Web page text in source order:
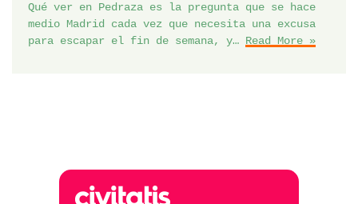
Qué ver en Pedraza es la pregunta que se hace
medio Madrid cada vez que necesita una excusa
para escapar el fin de semana, y… Read More »